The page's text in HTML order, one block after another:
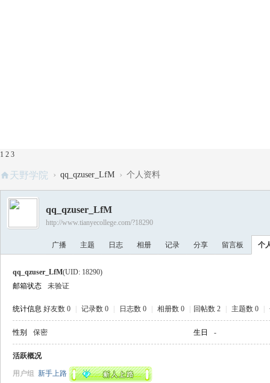
1 2 3
天野学院 › qq_qzuser_LfM › 个人资料
qq_qzuser_LfM
http://www.tianyecollege.com/?18290
广播 主题 日志 相册 记录 分享 留言板 个
qq_qzuser_LfM(UID: 18290)
邮箱状态
未验证
统计信息 好友数 0 记录数 0 日志数 0 相册数 0 回帖数 2 主题数 0
性别 保密 生日 -
活跃概况
用户组 新手上路